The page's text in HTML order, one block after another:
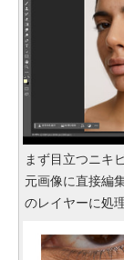
まず目立つニキ
元画像に直接編
のレイヤーに処